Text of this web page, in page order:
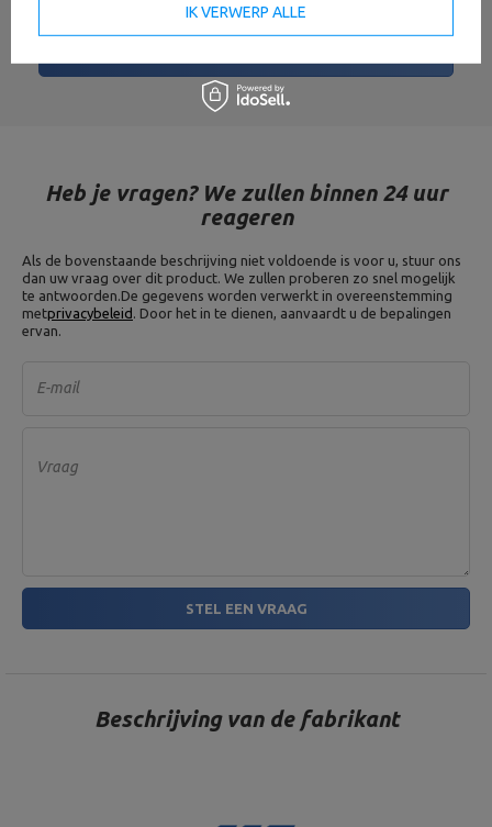
Heb je vragen? We zullen binnen 24 uur
reageren
Als de bovenstaande beschrijving niet voldoende is voor u, stuur ons
dan uw vraag over dit product. We zullen proberen zo snel mogelijk
te antwoorden.De gegevens worden verwerkt in overeenstemming
metprivacybeleid . Door het in te dienen, aanvaardt u de bepalingen
ervan.
E-mail
Vraag
STEL EEN VRAAG
Beschrijving van de fabrikant
IK VERWERP ALLE